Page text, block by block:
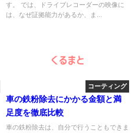
す。 では、ドライブレコーダーの映像に
は、なぜ証拠能力があるか、ま...
コーティング
車の鉄粉除去にかかる金額と満
足度を徹底比較
車の鉄粉除去は、自分で行うこともできま